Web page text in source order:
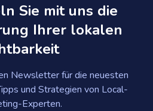
Sie mit uns die
Ihrer lokalen
Newsletter für die neuesten
und Strategien von Local-
Experten.